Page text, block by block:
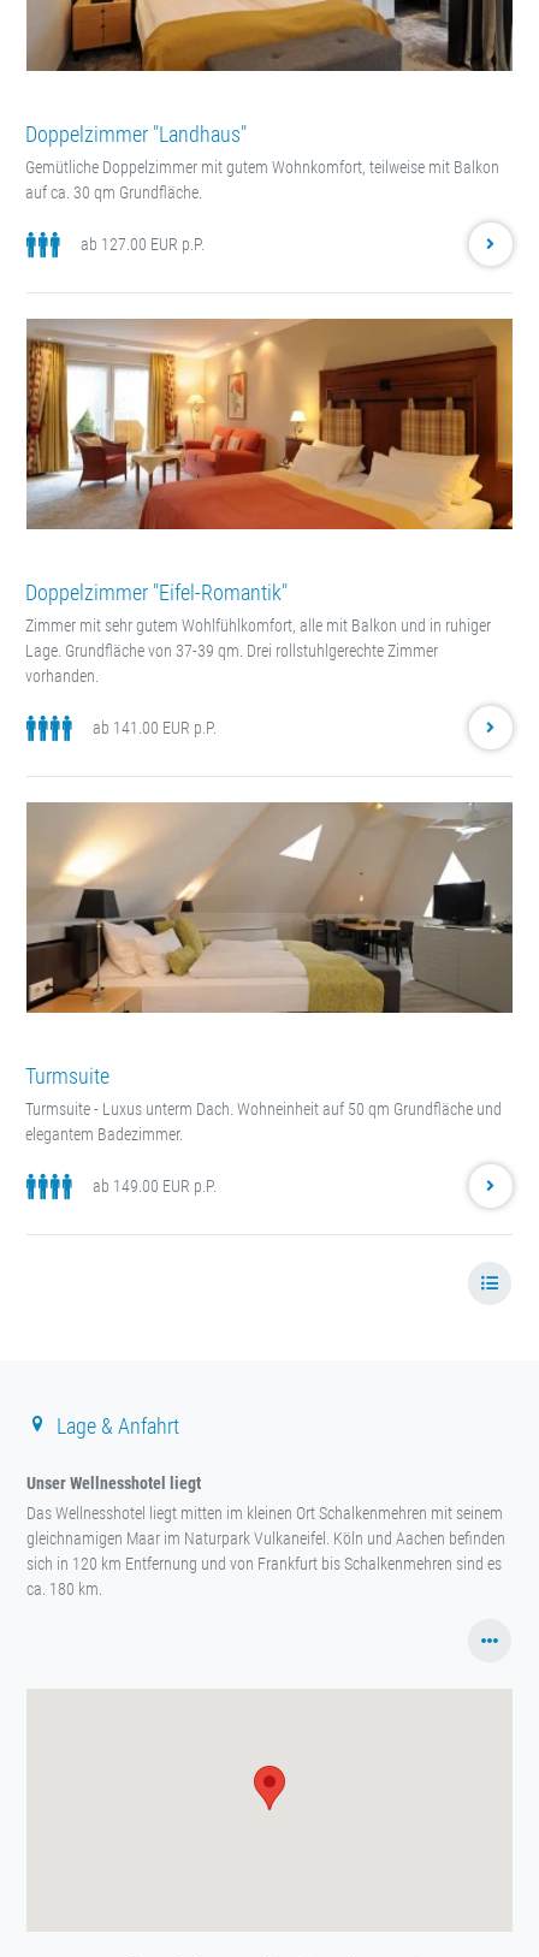
Doppelzimmer "Landhaus"
Gemütliche Doppelzimmer mit gutem Wohnkomfort, teilweise mit Balkon
auf ca. 30 qm Grundfläche.
ab 127.00 EUR p.P.
Doppelzimmer "Eifel-Romantik"
Zimmer mit sehr gutem Wohlfühlkomfort, alle mit Balkon und in ruhiger
Lage. Grundfläche von 37-39 qm. Drei rollstuhlgerechte Zimmer
vorhanden.
ab 141.00 EUR p.P.
Turmsuite
Turmsuite - Luxus unterm Dach. Wohneinheit auf 50 qm Grundfläche und
elegantem Badezimmer.
ab 149.00 EUR p.P.
Lage & Anfahrt
Unser Wellnesshotel liegt
Das Wellnesshotel liegt mitten im kleinen Ort Schalkenmehren mit seinem
gleichnamigen Maar im Naturpark Vulkaneifel. Köln und Aachen befinden
sich in 120 km Entfernung und von Frankfurt bis Schalkenmehren sind es
ca. 180 km.